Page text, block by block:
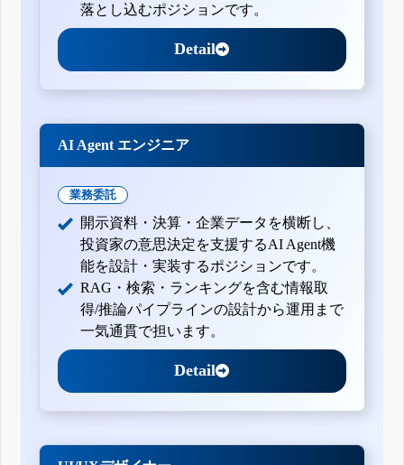
落とし込むポジションです。
Detail
AI Agent エンジニア
業務委託
開示資料・決算・企業データを横断し、
投資家の意思決定を支援するAI Agent機
能を設計・実装するポジションです。
RAG・検索・ランキングを含む情報取
得/推論パイプラインの設計から運用まで
一気通貫で担います。
Detail